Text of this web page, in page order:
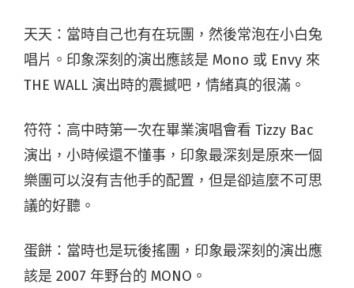
天天：當時自己也有在玩團，然後常泡在小白兔
唱片。印象深刻的演出應該是 Mono 或 Envy 來
THE WALL 演出時的震撼吧，情緒真的很滿。
符符：高中時第一次在畢業演唱會看 Tizzy Bac
演出，小時候還不懂事，印象最深刻是原來一個
樂團可以沒有吉他手的配置，但是卻這麼不可思
議的好聽。
蛋餅：當時也是玩後搖團，印象最深刻的演出應
該是 2007 年野台的 MONO。